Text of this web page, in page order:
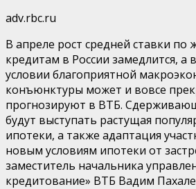
adv.rbc.ru
В апреле рост средней ставки
кредитам в России замедлится,
условии благоприятной
конъюнктуры может и вовсе
прогнозируют в ВТБ.
будут выступать растущая
ипотеки, а также адаптация
новым условиям ипотеки от
заместитель начальника
кредитование» ВТБ Вадим